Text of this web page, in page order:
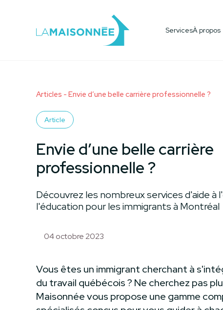
ServicesÀ propos
Aide à l'emploi & aux études
Devenir bénévole
Articles - Envie d’une belle carrière professionnelle ?
Article
Envie d’une belle carrière
professionnelle ?
Découvrez les nombreux services d'aide à
l'éducation pour les immigrants à Montréal
04 octobre 2023
Vous êtes un immigrant cherchant à
du travail québécois ? Ne cherchez pas
Maisonnée vous propose une gamme